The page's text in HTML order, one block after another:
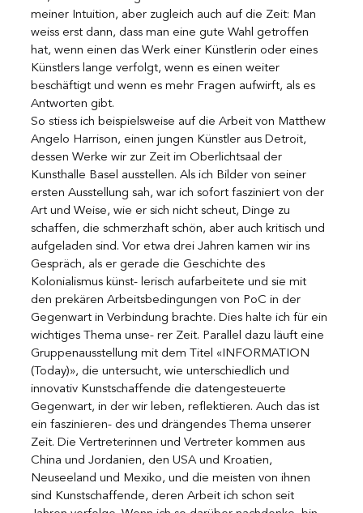
meiner Intuition, aber zugleich auch auf die Zeit: Man
weiss erst dann, dass man eine gute Wahl getroffen
hat, wenn einen das Werk einer Künstlerin oder eines
Künstlers lange verfolgt, wenn es einen weiter
beschäftigt und wenn es mehr Fragen aufwirft, als es
Antworten gibt.
So stiess ich beispielsweise auf die Arbeit von Matthew
Angelo Harrison, einen jungen Künstler aus Detroit,
dessen Werke wir zur Zeit im Oberlichtsaal der
Kunsthalle Basel ausstellen. Als ich Bilder von seiner
ersten Ausstellung sah, war ich sofort fasziniert von der
Art und Weise, wie er sich nicht scheut, Dinge zu
schaffen, die schmerzhaft schön, aber auch kritisch und
aufgeladen sind. Vor etwa drei Jahren kamen wir ins
Gespräch, als er gerade die Geschichte des
Kolonialismus künst- lerisch aufarbeitete und sie mit
den prekären Arbeitsbedingungen von PoC in der
Gegenwart in Verbindung brachte. Dies halte ich für ein
wichtiges Thema unse- rer Zeit. Parallel dazu läuft eine
Gruppenausstellung mit dem Titel «INFORMATION
(Today)», die untersucht, wie unterschiedlich und
innovativ Kunstschaffende die datengesteuerte
Gegenwart, in der wir leben, reflektieren. Auch das ist
ein faszinieren- des und drängendes Thema unserer
Zeit. Die Vertreterinnen und Vertreter kommen aus
China und Jordanien, den USA und Kroatien,
Neuseeland und Mexiko, und die meisten von ihnen
sind Kunstschaffende, deren Arbeit ich schon seit